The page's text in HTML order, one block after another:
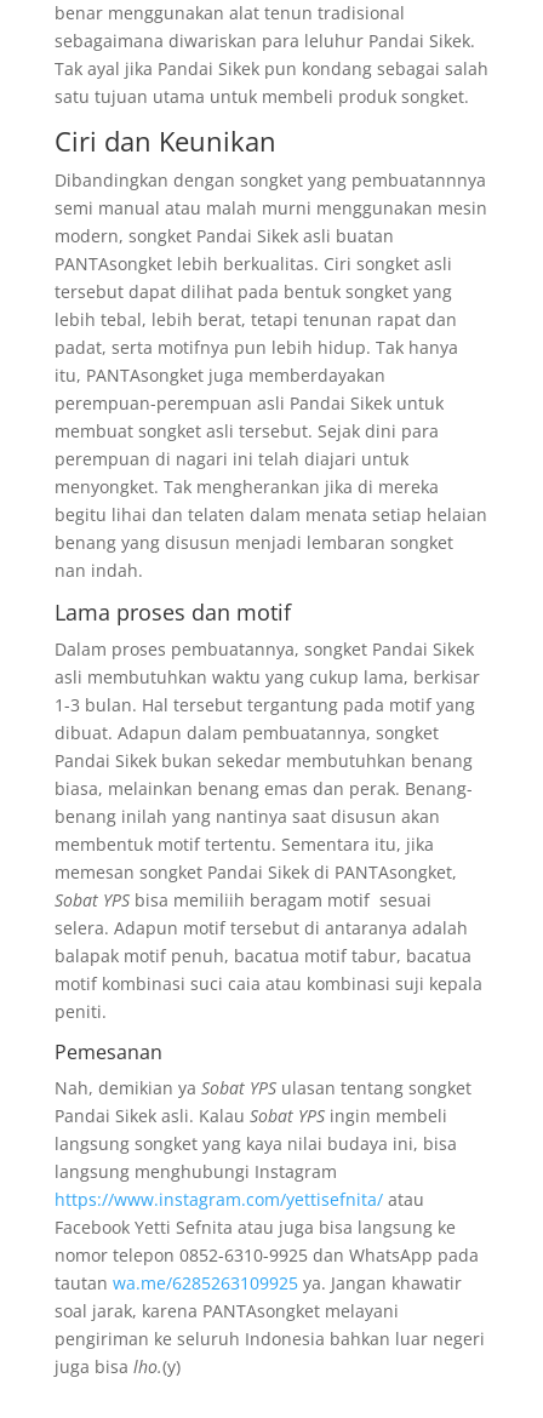
benar menggunakan alat tenun tradisional
sebagaimana diwariskan para leluhur Pandai Sikek.
Tak ayal jika Pandai Sikek pun kondang sebagai salah
satu tujuan utama untuk membeli produk songket.
Ciri dan Keunikan
Dibandingkan dengan songket yang pembuatannnya
semi manual atau malah murni menggunakan mesin
modern, songket Pandai Sikek asli buatan
PANTAsongket lebih berkualitas. Ciri songket asli
tersebut dapat dilihat pada bentuk songket yang
lebih tebal, lebih berat, tetapi tenunan rapat dan
padat, serta motifnya pun lebih hidup. Tak hanya
itu, PANTAsongket juga memberdayakan
perempuan-perempuan asli Pandai Sikek untuk
membuat songket asli tersebut. Sejak dini para
perempuan di nagari ini telah diajari untuk
menyongket. Tak mengherankan jika di mereka
begitu lihai dan telaten dalam menata setiap helaian
benang yang disusun menjadi lembaran songket
nan indah.
Lama proses dan motif
Dalam proses pembuatannya, songket Pandai Sikek
asli membutuhkan waktu yang cukup lama, berkisar
1-3 bulan. Hal tersebut tergantung pada motif yang
dibuat. Adapun dalam pembuatannya, songket
Pandai Sikek bukan sekedar membutuhkan benang
biasa, melainkan benang emas dan perak. Benang-
benang inilah yang nantinya saat disusun akan
membentuk motif tertentu. Sementara itu, jika
memesan songket Pandai Sikek di PANTAsongket,
Sobat YPS bisa memiliih beragam motif sesuai
selera. Adapun motif tersebut di antaranya adalah
balapak motif penuh, bacatua motif tabur, bacatua
motif kombinasi suci caia atau kombinasi suji kepala
peniti.
Pemesanan
Nah, demikian ya Sobat YPS ulasan tentang songket
Pandai Sikek asli. Kalau Sobat YPS ingin membeli
langsung songket yang kaya nilai budaya ini, bisa
langsung menghubungi Instagram
https://www.instagram.com/yettisefnita/atau
Facebook Yetti Sefnita atau juga bisa langsung ke
nomor telepon 0852-6310-9925 dan WhatsApp pada
tautan wa.me/6285263109925ya. Jangan khawatir
soal jarak, karena PANTAsongket melayani
pengiriman ke seluruh Indonesia bahkan luar negeri
juga bisa lho.(y)